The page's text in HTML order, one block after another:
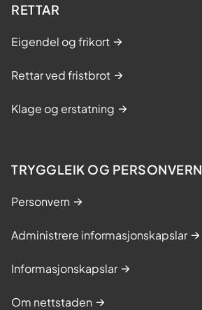
RETTAR
Eigendel og frikort
Rettar ved fristbrot
Klage og erstatning
TRYGGLEIK OG PERSONVERN
Personvern
Administrere informasjonskapslar
Informasjonskapslar
Om nettstaden